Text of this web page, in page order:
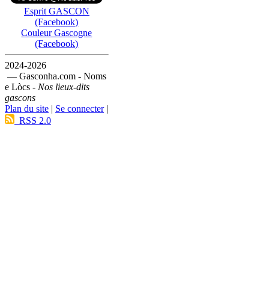
Esprit GASCON
(Facebook)
Couleur Gascogne
(Facebook)
2024-2026
— Gasconha.com - Noms
e Lòcs - Nos lieux-dits
gascons
Plan du site | Se connecter|
RSS 2.0